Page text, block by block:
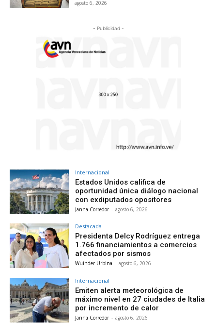
agosto 6, 2026
- Publicidad -
Internacional
Estados Unidos califica de
oportunidad única diálogo nacional
con exdiputados opositores
Janna Corredor - agosto 6, 2026
Destacada
Presidenta Delcy Rodríguez entrega
1.766 financiamientos a comercios
afectados por sismos
Wuinder Urbina - agosto 6, 2026
Internacional
Emiten alerta meteorológica de
máximo nivel en 27 ciudades de Italia
por incremento de calor
Janna Corredor - agosto 6, 2026